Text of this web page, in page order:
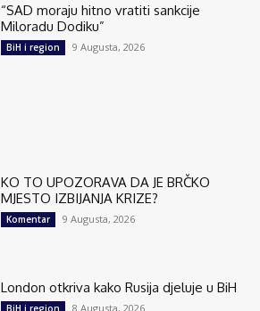
“SAD moraju hitno vratiti sankcije
Miloradu Dodiku”
BiH i region 9 Augusta, 2026
KO TO UPOZORAVA DA JE BRČKO
MJESTO IZBIJANJA KRIZE?
Komentar 9 Augusta, 2026
London otkriva kako Rusija djeluje u BiH
BiH i region 8 Augusta, 2026